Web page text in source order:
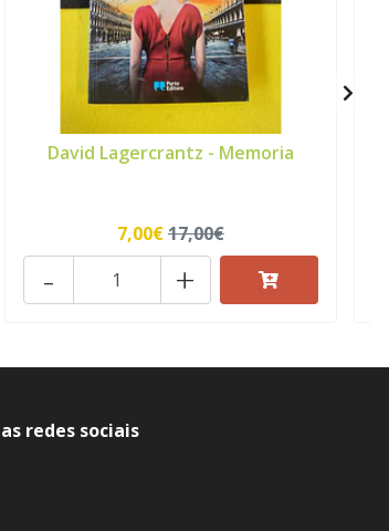
David Lagercrantz - Memoria
7,00€17,00€
+
-
redes sociais